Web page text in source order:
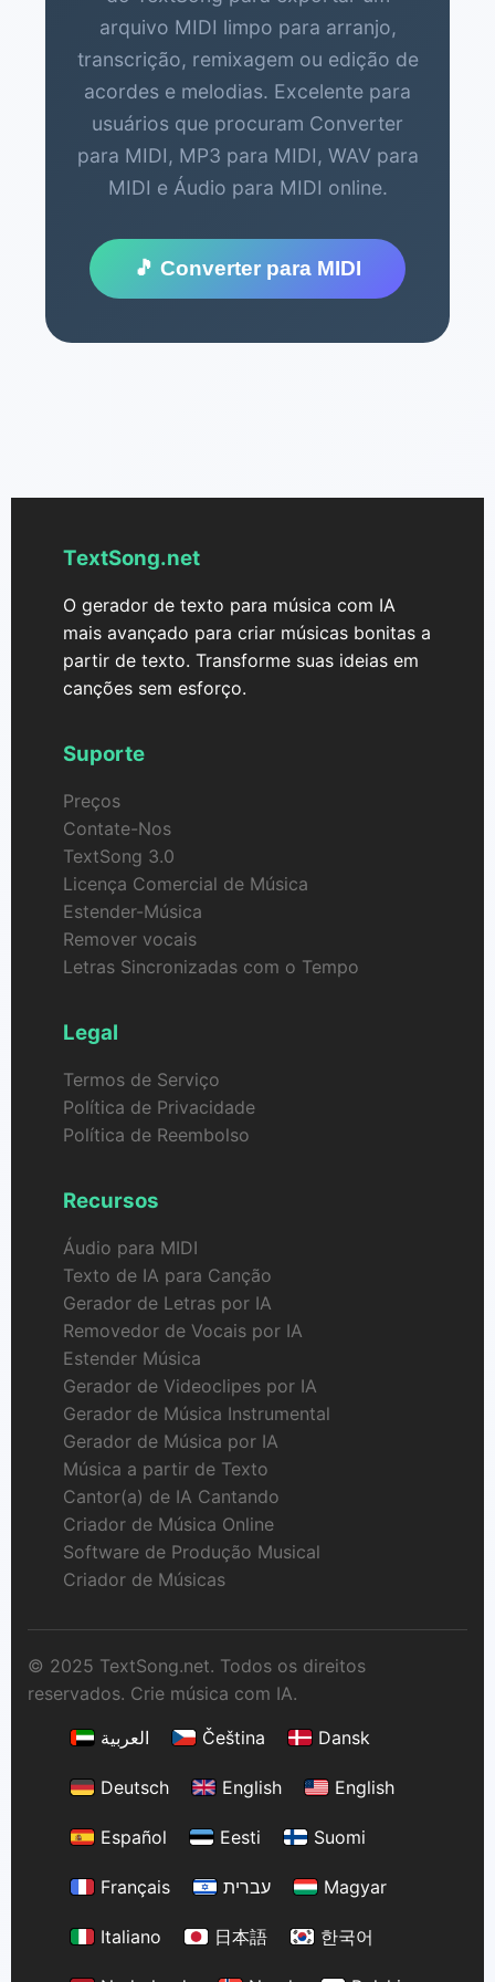
arquivo MIDI limpo para arranjo,
transcrição, remixagem ou edição de
acordes e melodias. Excelente para
usuários que procuram Converter
para MIDI, MP3 para MIDI, WAV para
MIDI e Áudio para MIDI online.
🎵 Converter para MIDI
TextSong.net
O gerador de texto para música com IA
mais avançado para criar músicas bonitas a
partir de texto. Transforme suas ideias em
canções sem esforço.
Suporte
Preços
Contate-Nos
TextSong 3.0
Licença Comercial de Música
Estender-Música
Remover vocais
Letras Sincronizadas com o Tempo
Legal
Termos de Serviço
Política de Privacidade
Política de Reembolso
Recursos
Áudio para MIDI
Texto de IA para Canção
Gerador de Letras por IA
Removedor de Vocais por IA
Estender Música
Gerador de Videoclipes por IA
Gerador de Música Instrumental
Gerador de Música por IA
Música a partir de Texto
Cantor(a) de IA Cantando
Criador de Música Online
Software de Produção Musical
Criador de Músicas
© 2025 TextSong.net. Todos os direitos
reservados. Crie música com IA.
العربية
Čeština Dansk
Deutsch English English
Español Eesti Suomi
Français עברית Magyar
Italiano 日本語 한국어